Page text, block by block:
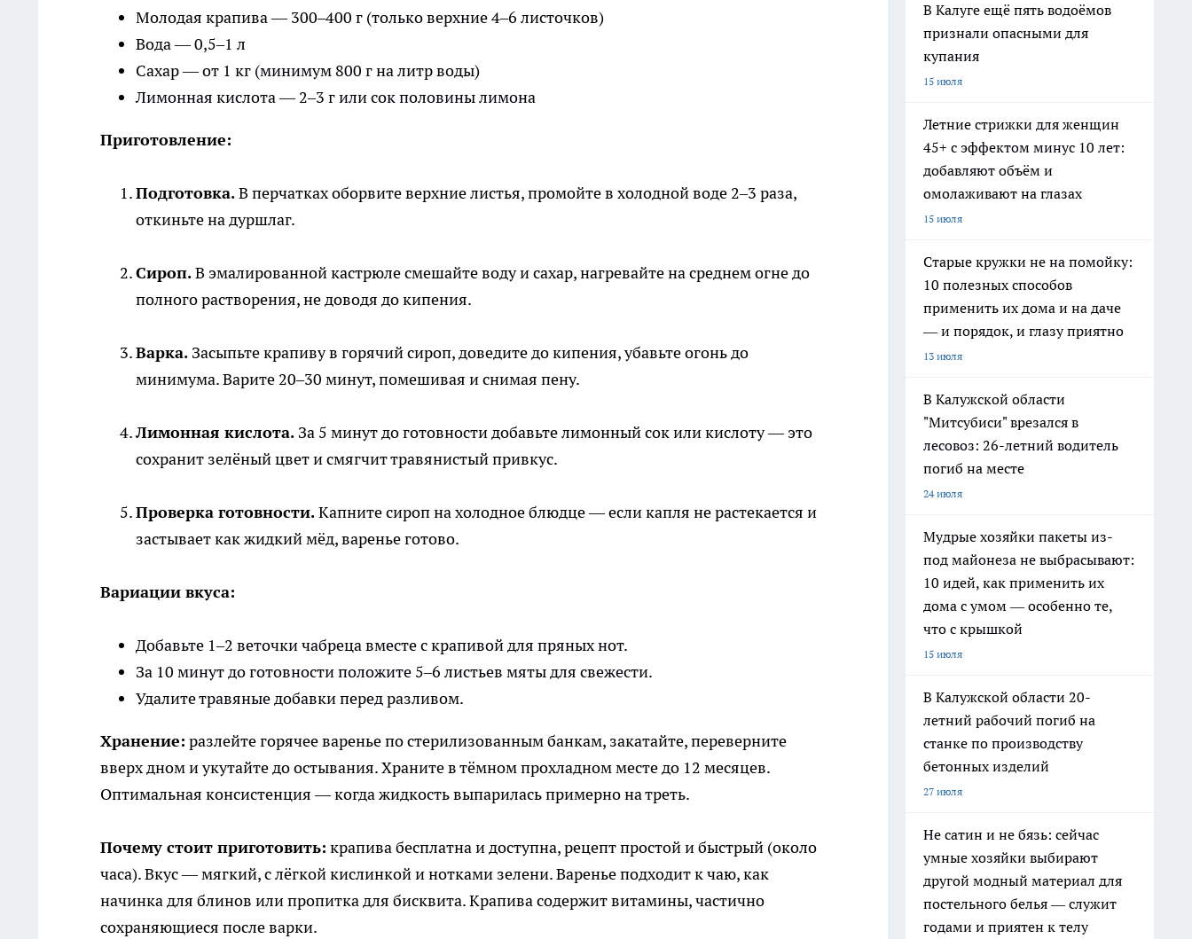
Молодая крапива — 300–400 г (только верхние 4–6 листочков)
Вода — 0,5–1 л
Сахар — от 1 кг (минимум 800 г на литр воды)
Лимонная кислота — 2–3 г или сок половины лимона
Приготовление:
Подготовка.В перчатках оборвите верхние листья, промойте в холодной воде 2–3 раза,
откиньте на дуршлаг.
Сироп.В эмалированной кастрюле смешайте воду и сахар, нагревайте на среднем огне до
полного растворения, не доводя до кипения.
Варка. Засыпьте крапиву в горячий сироп, доведите до кипения, убавьте огонь до
минимума. Варите 20–30 минут, помешивая и снимая пену.
Лимонная кислота. За 5 минут до готовности добавьте лимонный сок или кислоту — это
сохранит зелёный цвет и смягчит травянистый привкус.
Проверка готовности.Капните сироп на холодное блюдце — если капля не растекается и
застывает как жидкий мёд, варенье готово.
Вариации вкуса:
Добавьте 1–2 веточки чабреца вместе с крапивой для пряных нот.
За 10 минут до готовности положите 5–6 листьев мяты для свежести.
Удалите травяные добавки перед разливом.
Хранение: разлейте горячее варенье по стерилизованным банкам, закатайте, переверните
вверх дном и укутайте до остывания. Храните в тёмном прохладном месте до 12 месяцев.
Оптимальная консистенция — когда жидкость выпарилась примерно на треть.
Почему стоит приготовить: крапива бесплатна и доступна, рецепт простой и быстрый (около
часа). Вкус — мягкий, с лёгкой кислинкой и нотками зелени. Варенье подходит к чаю, как
начинка для блинов или пропитка для бисквита. Крапива содержит витамины, частично
сохраняющиеся после варки.
В Калуге ещё пять водоёмов
признали опасными для
купания
15 июля
Летние стрижки для женщин
45+ с эффектом минус 10 лет:
добавляют объём и
омолаживают на глазах
15 июля
Старые кружки не на помойку:
10 полезных способов
применить их дома и на даче
— и порядок, и глазу приятно
13 июля
В Калужской области
"Митсубиси" врезался в
лесовоз: 26-летний водитель
погиб на месте
24 июля
Мудрые хозяйки пакеты из-
под майонеза не выбрасывают:
10 идей, как применить их
дома с умом — особенно те,
что с крышкой
15 июля
В Калужской области 20-
летний рабочий погиб на
станке по производству
бетонных изделий
27 июля
Не сатин и не бязь: сейчас
умные хозяйки выбирают
другой модный материал для
постельного белья — служит
годами и приятен к телу